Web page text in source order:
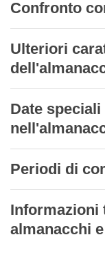
Confronto
Ulteriori
Date
Periodi di
Informazioni
almanacchi